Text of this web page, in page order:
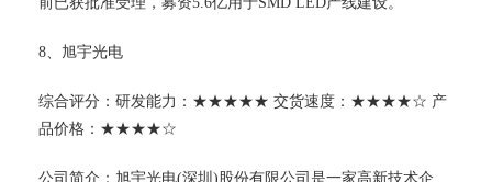
8、旭宇光电
综合评分：研发能力：★★★★★ 交货速度：★★★★☆ 产
品价格：★★★★☆
公司简介：旭宇光电(深圳)股份有限公司是一家高新技术企